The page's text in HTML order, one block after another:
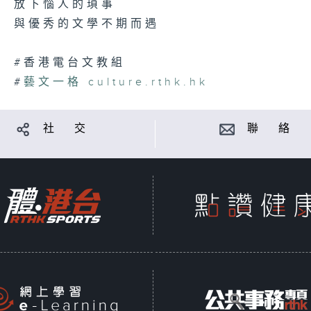
放下惱人的瑣事
與優秀的文學不期而遇
#香港電台文教組
# 藝文一格 culture.rthk.hk
社 交 聯 絡